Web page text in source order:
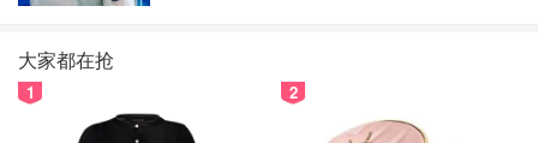
大家都在抢
1 2